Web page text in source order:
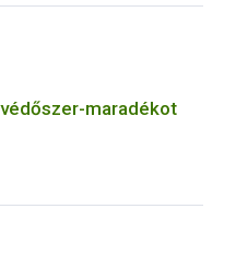
maradékot